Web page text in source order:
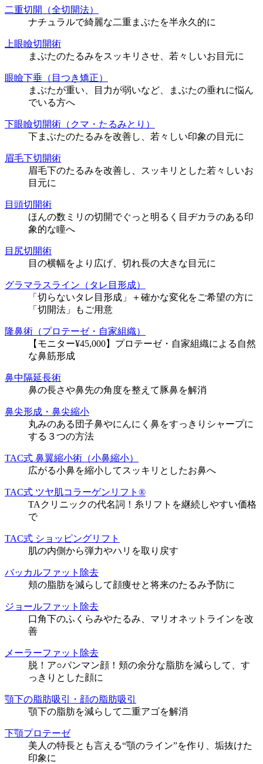
二重切開（全切開法）
ナチュラルで綺麗な二重まぶたを半永久的に
上眼瞼切開術
まぶたのたるみをスッキリさせ、若々しいお目元に
眼瞼下垂（目つき矯正）
まぶたが重い、目力が弱いなど、まぶたの垂れに悩ん
でいる方へ
下眼瞼切開術（クマ・たるみとり）
下まぶたのたるみを改善し、若々しい印象の目元に
眉毛下切開術
眉毛下のたるみを改善し、スッキリとした若々しいお
目元に
目頭切開術
ほんの数ミリの切開でぐっと明るく目ヂカラのある印
象的な瞳へ
目尻切開術
目の横幅をより広げ、切れ長の大きな目元に
グラマラスライン（タレ目形成）
「切らないタレ目形成」＋確かな変化をご希望の方に
「切開法」もご用意
隆鼻術（プロテーゼ・自家組織）
【モニター¥45,000】プロテーゼ・自家組織による自然
な鼻筋形成
鼻中隔延長術
鼻の長さや鼻先の角度を整えて豚鼻を解消
鼻尖形成・鼻尖縮小
丸みのある団子鼻やにんにく鼻をすっきりシャープに
する３つの方法
TAC式 鼻翼縮小術（小鼻縮小）
広がる小鼻を縮小してスッキリとしたお鼻へ
TAC式 ツヤ肌コラーゲンリフト®
TAクリニックの代名詞！糸リフトを継続しやすい価格
で
TAC式 ショッピングリフト
肌の内側から弾力やハリを取り戻す
バッカルファット除去
頬の脂肪を減らして顔痩せと将来のたるみ予防に
ジョールファット除去
口角下のふくらみやたるみ、マリオネットラインを改
善
メーラーファット除去
脱！ア○パンマン顔！頬の余分な脂肪を減らして、す
っきりとした顔に
顎下の脂肪吸引・顔の脂肪吸引
顎下の脂肪を減らして二重アゴを解消
下顎プロテーゼ
美人の特長とも言える“顎のライン”を作り、垢抜けた
印象に